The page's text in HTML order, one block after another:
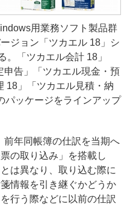
用業務ソフト製品群
ジョン「ツカエル 18」シ
。「ツカエル会計 18」
申告」「ツカエル現金・預
18」「ツカエル見積・納
パッケージをラインアップ
年同帳簿の仕訳を当期へ
の取り込み」を搭載し
は異なり、取り込む際に
情報を引き継ぐかどうか
行う際などに以前の仕訳